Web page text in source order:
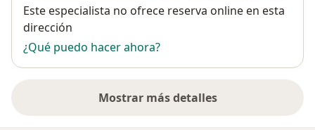
Disponibilidad
Este especialista no ofrece reserva online en esta
dirección
¿Qué puedo hacer ahora?
Mostrar más detalles
sobre la dirección